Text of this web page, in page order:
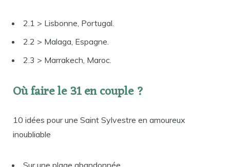
2.1 > Lisbonne, Portugal.
2.2 > Malaga, Espagne.
2.3 > Marrakech, Maroc.
Où faire le 31 en couple ?
10 idées pour une Saint Sylvestre en amoureux
inoubliable
Sur une plage abandonnée.